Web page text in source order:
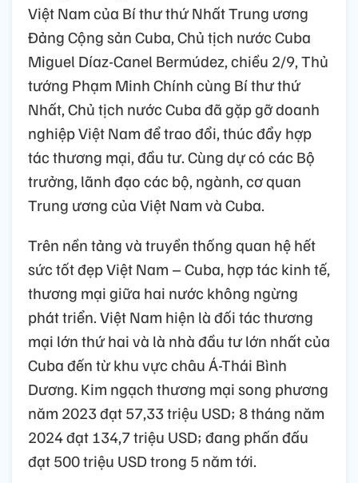
Việt Nam của Bí thư thứ Nhất Trung ương
Đảng Cộng sản Cuba, Chủ tịch nước Cuba
Miguel Díaz-Canel Bermúdez, chiều 2/9, Thủ
tướng Phạm Minh Chính cùng Bí thư thứ
Nhất, Chủ tịch nước Cuba đã gặp gỡ doanh
nghiệp Việt Nam để trao đổi, thúc đẩy hợp
tác thương mại, đầu tư. Cùng dự có các Bộ
trưởng, lãnh đạo các bộ, ngành, cơ quan
Trung ương của Việt Nam và Cuba.
Trên nền tảng và truyền thống quan hệ hết
sức tốt đẹp Việt Nam – Cuba, hợp tác kinh tế,
thương mại giữa hai nước không ngừng
phát triển. Việt Nam hiện là đối tác thương
mại lớn thứ hai và là nhà đầu tư lớn nhất của
Cuba đến từ khu vực châu Á-Thái Bình
Dương. Kim ngạch thương mại song phương
năm 2023 đạt 57,33 triệu USD; 8 tháng năm
2024 đạt 134,7 triệu USD; đang phấn đấu
đạt 500 triệu USD trong 5 năm tới.